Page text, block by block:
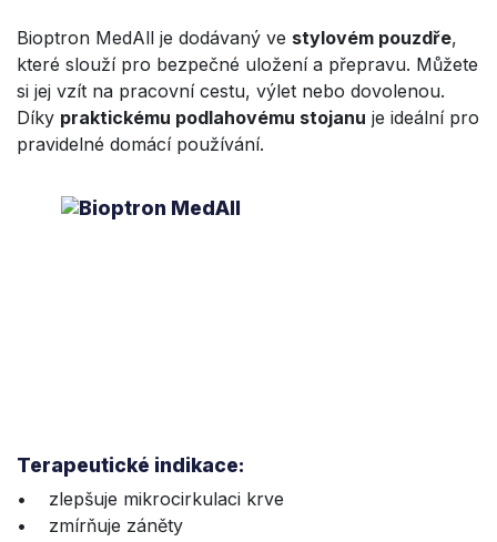
Bioptron MedAll je dodávaný ve stylovém pouzdře,
které slouží pro bezpečné uložení a přepravu. Můžete
si jej vzít na pracovní cestu, výlet nebo dovolenou.
Díky praktickému podlahovému stojanu je ideální pro
pravidelné domácí používání.
Terapeutické indikace:
• zlepšuje mikrocirkulaci krve
• zmírňuje záněty